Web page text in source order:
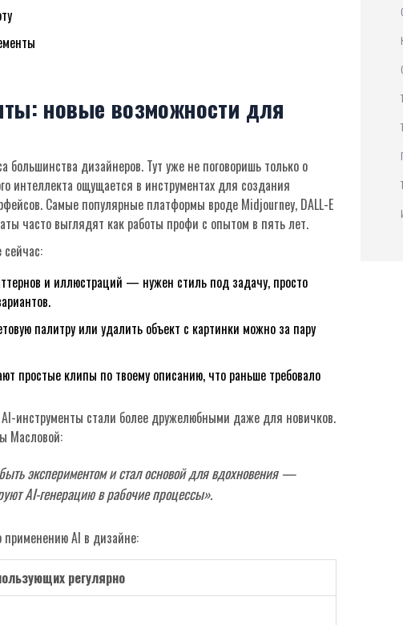
новые возможности для
большинства дизайнеров. Тут уже не поговоришь только о
интеллекта ощущается в инструментах для создания
Самые популярные платформы вроде Midjourney, DALL-E
часто выглядят как работы профи с опытом в пять лет.
сейчас:
и иллюстраций — нужен стиль под задачу, просто
палитру или удалить объект с картинки можно за пару
простые клипы по твоему описанию, что раньше требовало
инструменты стали более дружелюбными даже для новичков.
Масловой:
экспериментом и стал основой для вдохновения —
AI-генерацию в рабочие процессы».
AI в дизайне:
регулярно